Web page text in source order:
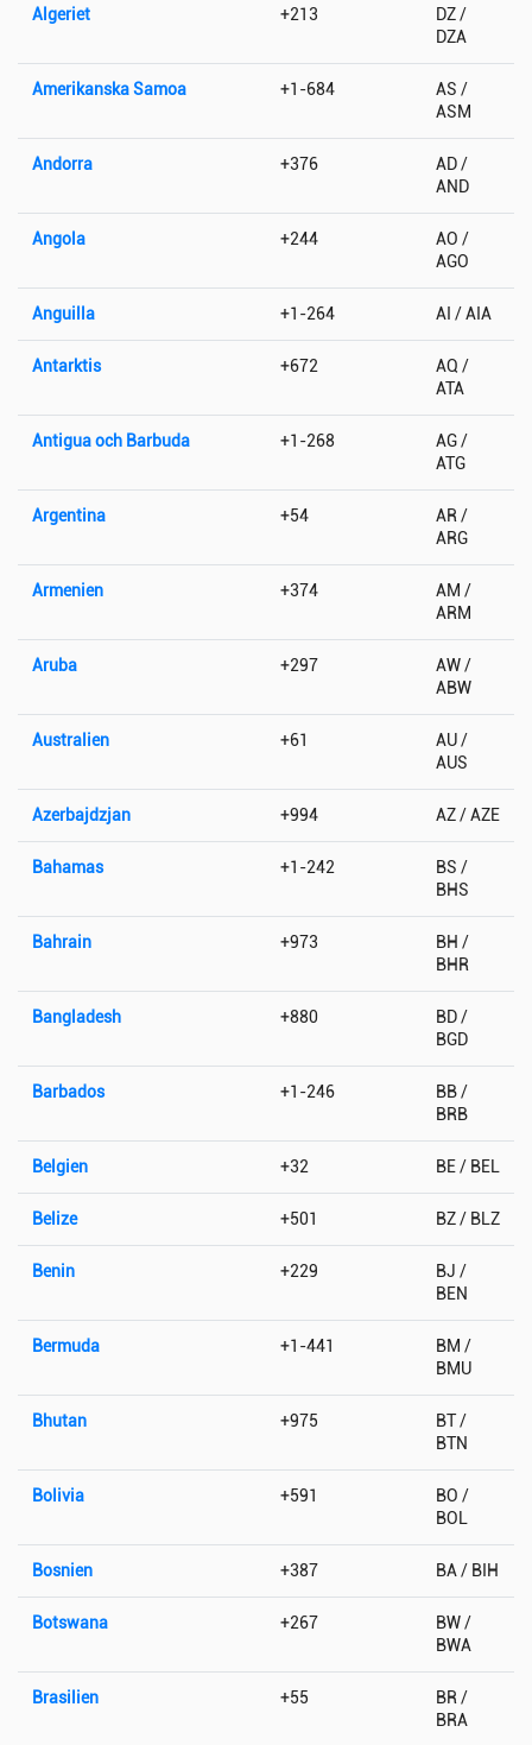
Algeriet +213
DZ /
DZA
Amerikanska Samoa +1-684
AS /
ASM
Andorra +376
AD /
AND
Angola +244
AO /
AGO
Anguilla +1-264 AI / AIA
Antarktis +672
AQ /
ATA
Antigua och Barbuda +1-268
AG /
ATG
Argentina +54
AR /
ARG
Armenien +374
AM /
ARM
Aruba +297
AW /
ABW
Australien +61
AU /
AUS
Azerbajdzjan +994 AZ / AZE
Bahamas +1-242
BS /
BHS
Bahrain +973
BH /
BHR
Bangladesh +880
BD /
BGD
Barbados +1-246
BB /
BRB
Belgien +32 BE / BEL
Belize +501 BZ / BLZ
Benin +229
BJ /
BEN
Bermuda +1-441
BM /
BMU
Bhutan +975
BT /
BTN
Bolivia +591
BO /
BOL
Bosnien +387 BA / BIH
Botswana +267
BW /
BWA
Brasilien +55
BR /
BRA